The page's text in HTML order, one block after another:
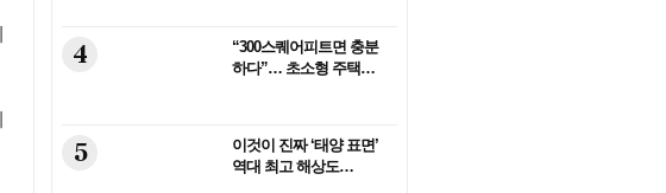
4
“300스퀘어피트면 충분
하다”… 초소형 주택…
5
이것이 진짜 ‘태양 표면’
역대 최고 해상도…